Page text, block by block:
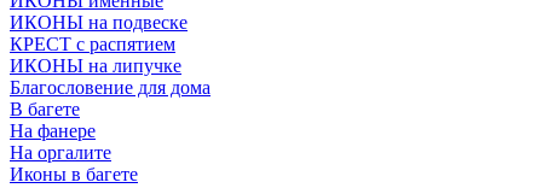
ИКОНЫ на подвеске
КРЕСТ с распятием
ИКОНЫ на липучке
Благословение для дома
В багете
На фанере
На оргалите
Иконы в багете